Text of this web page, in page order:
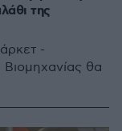
της
-
θα